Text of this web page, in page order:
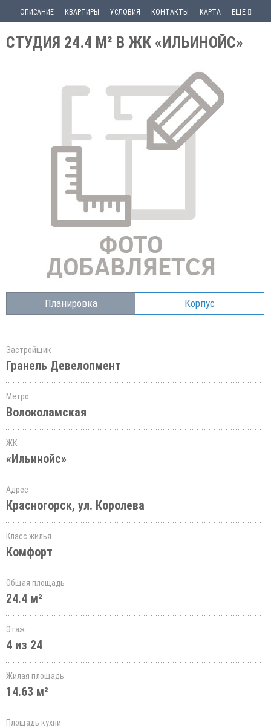
ОПИСАНИЕ КВАРТИРЫ УСЛОВИЯ КОНТАКТЫ КАРТА ЕЩЕ
СТУДИЯ 24.4 М² В ЖК «ИЛЬИНОЙС»
Планировка Корпус
Застройщик
Гранель Девелопмент
Метро
Волоколамская
ЖК
«Ильинойс»
Адрес
Красногорск, ул. Королева
Класс жилья
Комфорт
Общая площадь
24.4 м²
Этаж
4 из 24
Жилая площадь
14.63 м²
Площадь кухни